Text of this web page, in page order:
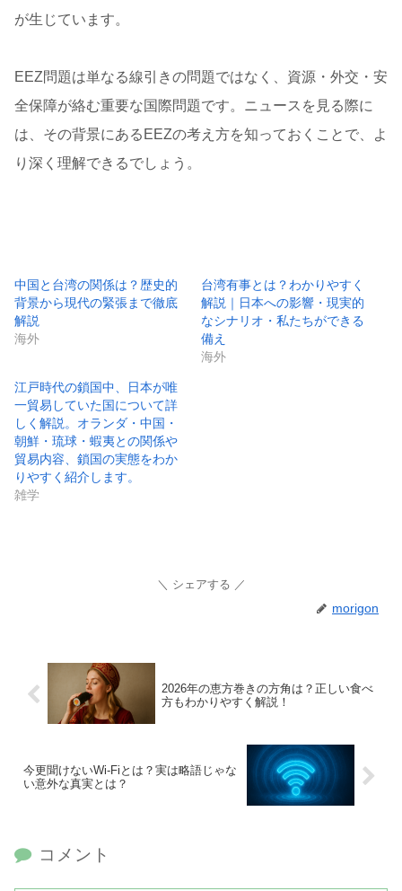
が生じています。
EEZ問題は単なる線引きの問題ではなく、資源・外交・安
全保障が絡む重要な国際問題です。ニュースを見る際に
は、その背景にあるEEZの考え方を知っておくことで、よ
り深く理解できるでしょう。
中国と台湾の関係は？歴史的
背景から現代の緊張まで徹底
解説
海外
台湾有事とは？わかりやすく
解説｜日本への影響・現実的
なシナリオ・私たちができる
備え
海外
江戸時代の鎖国中、日本が唯
一貿易していた国について詳
しく解説。オランダ・中国・
朝鮮・琉球・蝦夷との関係や
貿易内容、鎖国の実態をわか
りやすく紹介します。
雑学
シェアする
morigon
2026年の恵方巻きの方角は？正しい食べ
方もわかりやすく解説！
今更聞けないWi-Fiとは？実は略語じゃな
い意外な真実とは？
コメント